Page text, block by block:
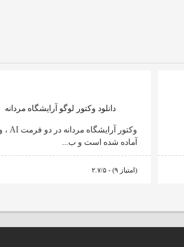
دانلود وکتور لوگو آرایشگاه مردانه
آماده شده است و ب...
۲.۷/۵ - (۹ امتیاز)